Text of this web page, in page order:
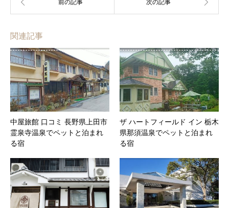
関連記事
中屋旅館 口コミ 長野県上田市
霊泉寺温泉でペットと泊まれ
る宿
ザ ハートフィールド イン 栃木
県那須温泉でペットと泊まれ
る宿